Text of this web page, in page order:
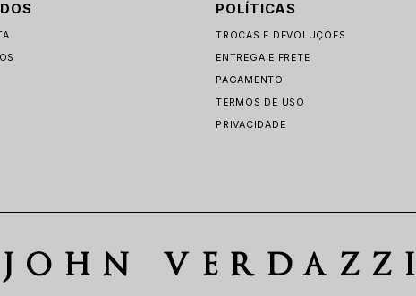
POLÍTICAS
TROCAS E DEVOLUÇÕES
ENTREGA E FRETE
PAGAMENTO
TERMOS DE USO
PRIVACIDADE
JOHN VERDAZZI